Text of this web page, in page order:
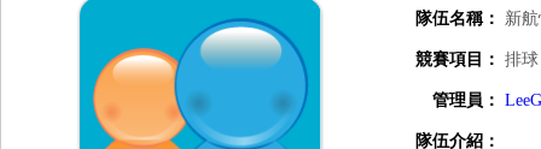
隊伍名稱： 新
競賽項目： 排球
管理員：
隊伍介紹：